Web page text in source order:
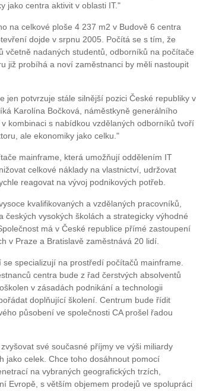
jako centra aktivit v oblasti IT."
na celkové ploše 4 237 m2 v Budově 6 centra
dojde v srpnu 2005. Počítá se s tím, že
nadaných studentů, odborníků na počítače
již probíhá a noví zaměstnanci by měli nastoupit
jen potvrzuje stále silnější pozici České republiky v
Karolína Bočková, náměstkyně generálního
kombinaci s nabídkou vzdělaných odborníků tvoří
ale ekonomiky jako celku."
mainframe, která umožňují oddělením IT
celkové náklady na vlastnictví, udržovat
reagovat na vývoj podnikových potřeb.
kvalifikovaných a vzdělaných pracovníků,
vysokých školách a strategicky výhodné
má v České republice přímé zastoupení
v Praze a Bratislavě zaměstnává 20 lidí.
specializují na prostředí počítačů mainframe.
centra bude z řad čerstvých absolventů
v zásadách podnikání a technologii
doplňující školení. Centrum bude řídit
působení ve společnosti CA prošel řadou
své současné příjmy ve výši miliardy
jako celek. Chce toho dosáhnout pomocí
na vybraných geografických trzích,
Evropě, s větším objemem prodejů ve spolupráci